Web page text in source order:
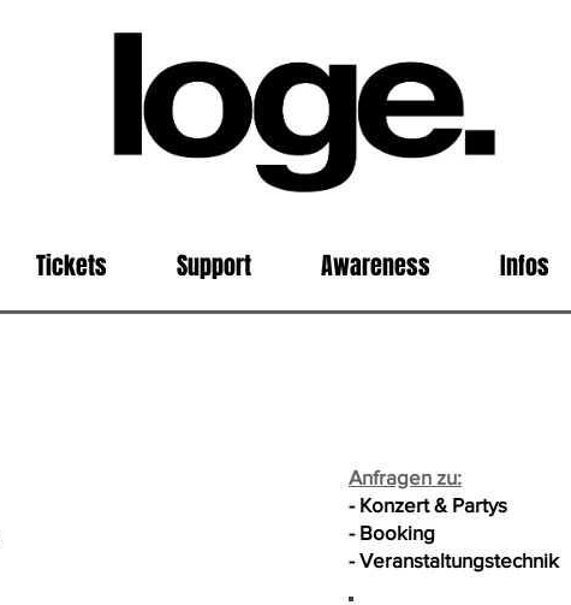
Tickets Support Awareness Infos
Anfragen zu:
- Konzert & Partys
- Booking
- Veranstaltungstechnik